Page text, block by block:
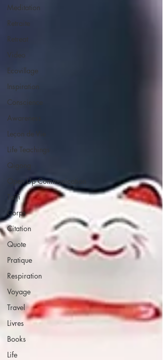
Meditation
Retraite
Retreat
Video
Ecovillage
Inspiration
Conscience
Awareness
Leçon de Vie
Life Teachings
Qigong
Open Up Communication
Taiji
Corps
Citation
Quote
Pratique
Respiration
Voyage
Travel
Livres
Books
Life